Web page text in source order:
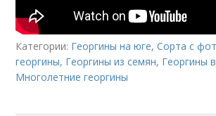
Категории: Георгины на юге,Сорта с
георгины, Георгины из семян, Георгины
Многолетние георгины